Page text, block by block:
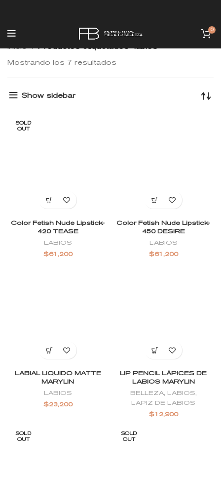
0
Mostrando los 7 resultados
Show sidebar
SOLD
OUT
Color Fetish Nude Lipstick-
420 TEASE
LABIOS
$61,200
Color Fetish Nude Lipstick-
450 DESIRE
LABIOS
$61,200
LABIAL LIQUIDO MATTE
MARYLIN
LABIOS
$23,200
LIP PENCIL LÁPICES DE
LABIOS MARYLIN
BELLEZA, LABIOS,
LAPIZ DE LABIOS
$12,900
SOLD
OUT
SOLD
OUT